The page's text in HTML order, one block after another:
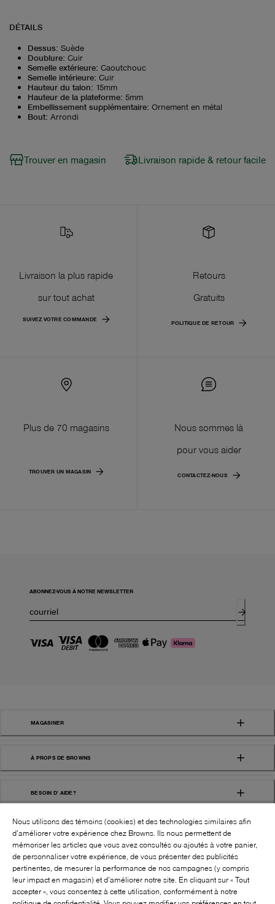
DÉTAILS
Dessus: Suède
Doublure: Cuir
Semelle extérieure: Caoutchouc
Semelle intérieure: Cuir
Hauteur du talon: 15mm
Hauteur de la plateforme: 5mm
Embellissement supplémentaire: Ornement en métal
Bout: Arrondi
Trouver en magasin Livraison rapide & retour facile
Livraison la plus rapide
sur tout achat
SUIVEZ VOTRE COMMANDE
Retours
Gratuits
POLITIQUE DE RETOUR
Plus de 70 magasins
TROUVER UN MAGASIN
Nous sommes là
pour vous aider
CONTACTEZ-NOUS
ABONNEZ-VOUS À NOTRE NEWSLETTER
MAGASINER
À PROPS DE BROWNS
BESOIN D' AIDE?
SUIVEZ-NOUS!:
Nous utilisons des témoins (cookies) et des technologies similaires afin
d’améliorer votre expérience chez Browns. Ils nous permettent de
mémoriser les articles que vous avez consultés ou ajoutés à votre panier,
de personnaliser votre expérience, de vous présenter des publicités
pertinentes, de mesurer la performance de nos campagnes (y compris
leur impact en magasin) et d’améliorer notre site. En cliquant sur « Tout
accepter », vous consentez à cette utilisation, conformément à notre